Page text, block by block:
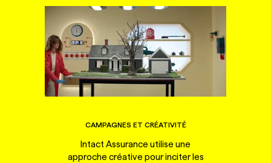
CAMPAGNES ET CRÉATIVITÉ
Intact Assurance utilise une
approche créative pour inciter les